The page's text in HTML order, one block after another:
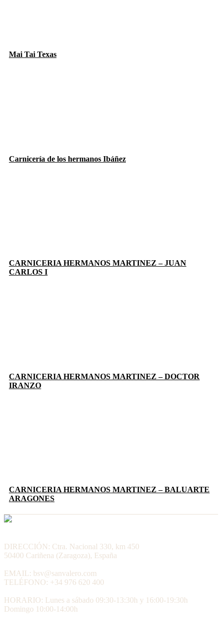
Mai Tai Texas
Carnicería de los hermanos Ibáñez
CARNICERIA HERMANOS MARTINEZ – JUAN
CARLOS I
CARNICERIA HERMANOS MARTINEZ – DOCTOR
IRANZO
CARNICERIA HERMANOS MARTINEZ – BALUARTE
ARAGONES
DIRECCIÓN: Ctra. Nacional 330, km 450
50400 Cariñena (Zaragoza), España
EMAIL: bsv@sanvalero.com
TELÉFONO: +34 976 620 400
HORARIO: Lunes a sábado 09:30-13:30h y 16:00-19:30h
Domingo 10:00-14:00h